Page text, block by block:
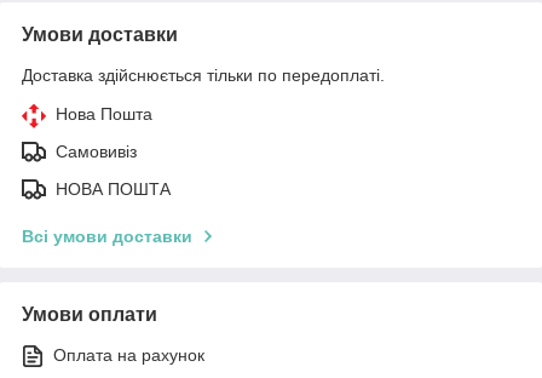
Умови доставки
Доставка здійснюється тільки по передоплаті.
Нова Пошта
Самовивіз
НОВА ПОШТА
Всі умови доставки
Умови оплати
Оплата на рахунок